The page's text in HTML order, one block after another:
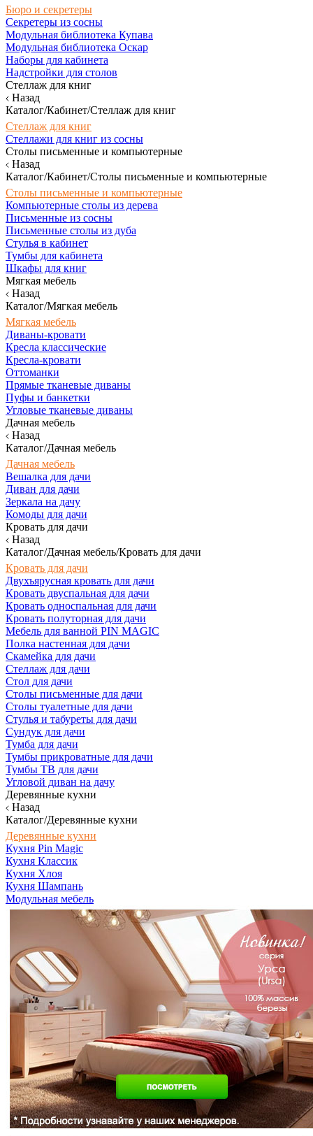
Бюро и секретеры
Секретеры из сосны
Модульная библиотека Купава
Модульная библиотека Оскар
Наборы для кабинета
Надстройки для столов
Стеллаж для книг
Назад
Каталог/Кабинет/Стеллаж для книг
Стеллаж для книг
Стеллажи для книг из сосны
Столы письменные и компьютерные
Назад
Каталог/Кабинет/Столы письменные и компьютерные
Столы письменные и компьютерные
Компьютерные столы из дерева
Письменные из сосны
Письменные столы из дуба
Стулья в кабинет
Тумбы для кабинета
Шкафы для книг
Мягкая мебель
Назад
Каталог/Мягкая мебель
Мягкая мебель
Диваны-кровати
Кресла классические
Кресла-кровати
Оттоманки
Прямые тканевые диваны
Пуфы и банкетки
Угловые тканевые диваны
Дачная мебель
Назад
Каталог/Дачная мебель
Дачная мебель
Вешалка для дачи
Диван для дачи
Зеркала на дачу
Комоды для дачи
Кровать для дачи
Назад
Каталог/Дачная мебель/Кровать для дачи
Кровать для дачи
Двухъярусная кровать для дачи
Кровать двуспальная для дачи
Кровать односпальная для дачи
Кровать полуторная для дачи
Мебель для ванной PIN MAGIC
Полка настенная для дачи
Скамейка для дачи
Стеллаж для дачи
Стол для дачи
Столы письменные для дачи
Столы туалетные для дачи
Стулья и табуреты для дачи
Сундук для дачи
Тумба для дачи
Тумбы прикроватные для дачи
Тумбы ТВ для дачи
Угловой диван на дачу
Деревянные кухни
Назад
Каталог/Деревянные кухни
Деревянные кухни
Кухня Pin Magic
Кухня Классик
Кухня Хлоя
Кухня Шампань
Модульная мебель